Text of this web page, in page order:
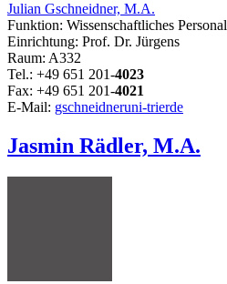
Julian Gschneidner, M.A.
Funktion: Wissenschaftliches Personal
Einrichtung: Prof. Dr. Jürgens
Raum: A332
Tel.: +49 651 201-4023
Fax: +49 651 201-4021
E-Mail: gschneidneruni-trierde
Jasmin Rädler, M.A.